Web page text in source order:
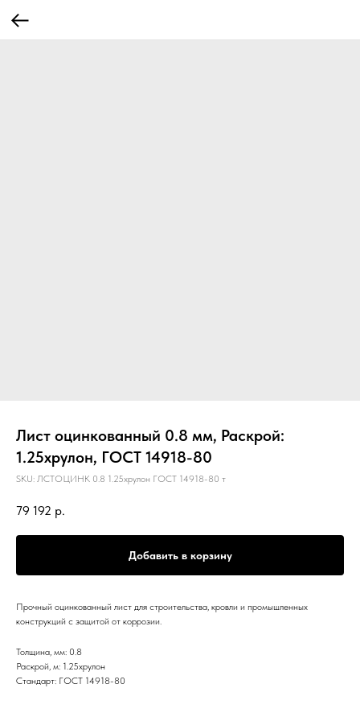
Лист оцинкованный 0.8 мм, Раскрой:
1.25хрулон, ГОСТ 14918-80
SKU: ЛСТОЦИНК 0.8 1.25хрулон ГОСТ 14918-80 т
79 192 р.
Добавить в корзину
Прочный оцинкованный лист для строительства, кровли и промышленных
конструкций с защитой от коррозии.
Толщина, мм: 0.8
Раскрой, м: 1.25хрулон
Стандарт: ГОСТ 14918-80